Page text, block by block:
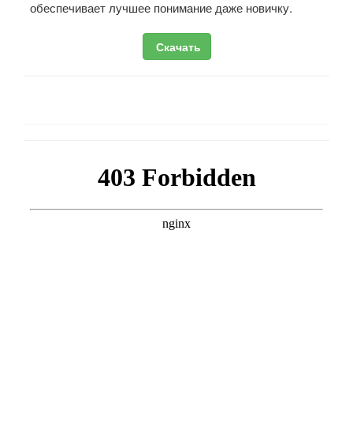
обеспечивает лучшее понимание даже новичку.
Скачать